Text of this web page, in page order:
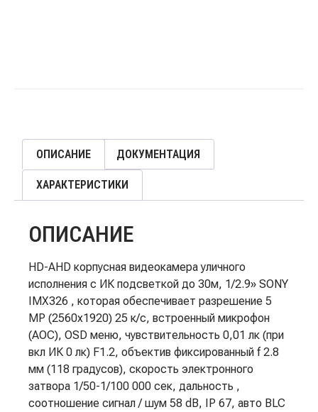
ОПИСАНИЕ ДОКУМЕНТАЦИЯ
ХАРАКТЕРИСТИКИ
ОПИСАНИЕ
HD-AHD корпусная видеокамера уличного
исполнения с ИК подсветкой до 30м, 1/2.9» SONY
IMX326 , которая обеспечивает разрешение 5
MP (2560х1920) 25 к/с, встроенный микрофон
(АОС), OSD меню, чувствительность 0,01 лк (при
вкл ИК 0 лк) F1.2, объектив фиксированный f 2.8
мм (118 градусов), скорость электронного
затвора 1/50-1/100 000 сек, дальность ,
соотношение сигнал / шум 58 dB, IP 67, авто BLC